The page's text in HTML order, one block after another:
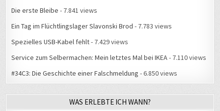
Die erste Bleibe - 7.841 views
Ein Tag im Flüchtlingslager Slavonski Brod - 7.783 views
Spezielles USB-Kabel fehlt- 7.429 views
Service zum Selbermachen: Mein letztes Mal bei IKEA- 7.110 views
#34C3: Die Geschichte einer Falschmeldung - 6.850 views
WAS ERLEBTE ICH WANN?